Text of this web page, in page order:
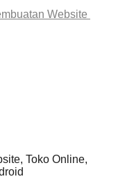
Website
Toko Online,